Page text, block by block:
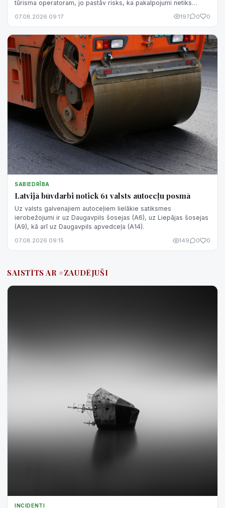
tūrisma operatoram, jo pastāv risks, ka pakalpojumi netiks
07.08.2026 09:17 197 0 0
SABIEDRĪBA
Latvijā būvdarbi notiek 61 valsts autoceļu posmā
Uz valsts galvenajiem autoceļiem lielākie satiksmes
ierobežojumi ir uz Daugavpils šosejas (A6), uz Liepājas šosejas
(A9), kā arī uz Daugavpils apvedceļa (A14).
07.08.2026 09:15 149 0 0
SAISTĪTS AR #ZAUDĒJUŠI
INCIDENTI